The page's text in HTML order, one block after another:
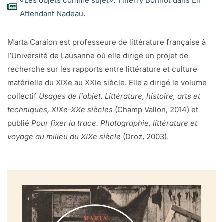
Attendant Nadeau.
Marta Caraion est professeure de littérature française à
l’Université de Lausanne où elle dirige un projet de
recherche sur les rapports entre littérature et culture
matérielle du XIXe au XXIe siècle. Elle a dirigé le volume
collectif Usages de l’objet. Littérature, histoire, arts et
techniques, XIXe-XXe siècles (Champ Vallon, 2014) et
publié Pour fixer la trace. Photographie, littérature et
voyage au milieu du XIXe siècle (Droz, 2003).